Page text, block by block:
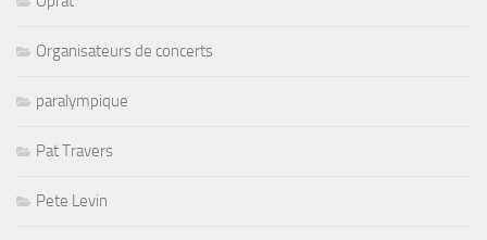
Organisateurs de concerts
paralympique
Pat Travers
Pete Levin